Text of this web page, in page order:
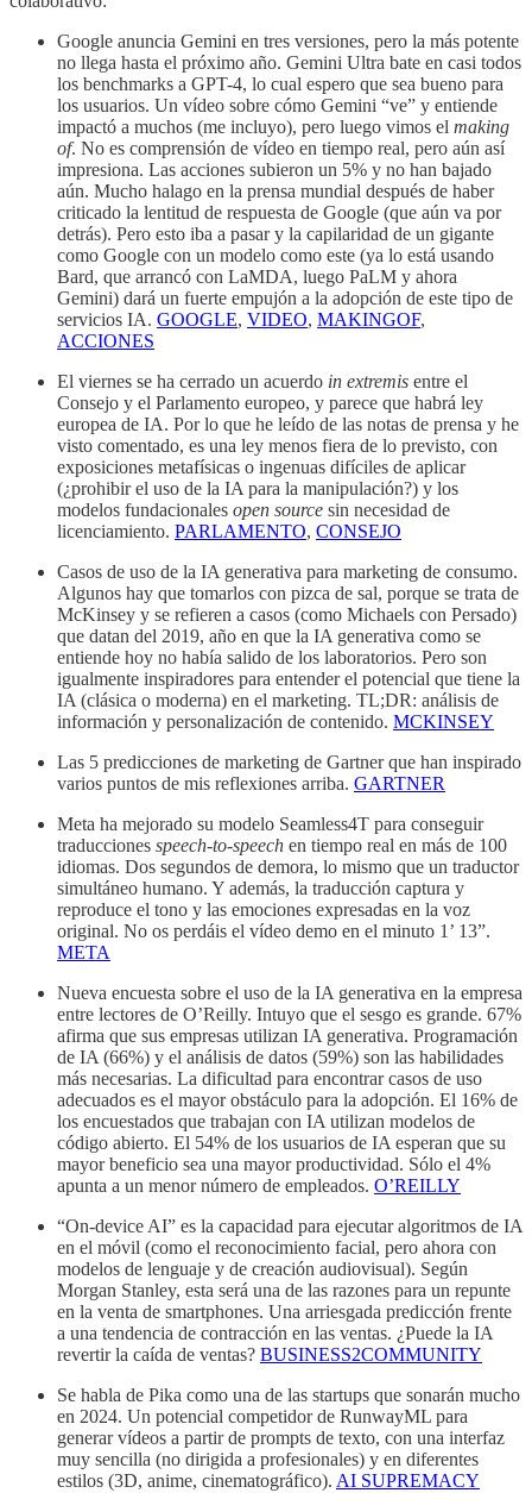
Google anuncia Gemini en tres versiones, pero la más potente
no llega hasta el próximo año. Gemini Ultra bate en casi todos
los benchmarks a GPT-4, lo cual espero que sea bueno para
los usuarios. Un vídeo sobre cómo Gemini “ve” y entiende
impactó a muchos (me incluyo), pero luego vimos el making
of. No es comprensión de vídeo en tiempo real, pero aún así
impresiona. Las acciones subieron un 5% y no han bajado
aún. Mucho halago en la prensa mundial después de haber
criticado la lentitud de respuesta de Google (que aún va por
detrás). Pero esto iba a pasar y la capilaridad de un gigante
como Google con un modelo como este (ya lo está usando
Bard, que arrancó con LaMDA, luego PaLM y ahora
Gemini) dará un fuerte empujón a la adopción de este tipo de
servicios IA. GOOGLE, VIDEO, MAKINGOF,
ACCIONES
El viernes se ha cerrado un acuerdo in extremis entre el
Consejo y el Parlamento europeo, y parece que habrá ley
europea de IA. Por lo que he leído de las notas de prensa y he
visto comentado, es una ley menos fiera de lo previsto, con
exposiciones metafísicas o ingenuas difíciles de aplicar
(¿prohibir el uso de la IA para la manipulación?) y los
modelos fundacionales open source sin necesidad de
licenciamiento. PARLAMENTO, CONSEJO
Casos de uso de la IA generativa para marketing de consumo.
Algunos hay que tomarlos con pizca de sal, porque se trata de
McKinsey y se refieren a casos (como Michaels con Persado)
que datan del 2019, año en que la IA generativa como se
entiende hoy no había salido de los laboratorios. Pero son
igualmente inspiradores para entender el potencial que tiene la
IA (clásica o moderna) en el marketing. TL;DR: análisis de
información y personalización de contenido. MCKINSEY
Las 5 predicciones de marketing de Gartner que han inspirado
varios puntos de mis reflexiones arriba. GARTNER
Meta ha mejorado su modelo Seamless4T para conseguir
traducciones speech-to-speech en tiempo real en más de 100
idiomas. Dos segundos de demora, lo mismo que un traductor
simultáneo humano. Y además, la traducción captura y
reproduce el tono y las emociones expresadas en la voz
original. No os perdáis el vídeo demo en el minuto 1’ 13”.
META
Nueva encuesta sobre el uso de la IA generativa en la empresa
entre lectores de O’Reilly. Intuyo que el sesgo es grande. 67%
afirma que sus empresas utilizan IA generativa. Programación
de IA (66%) y el análisis de datos (59%) son las habilidades
más necesarias. La dificultad para encontrar casos de uso
adecuados es el mayor obstáculo para la adopción. El 16% de
los encuestados que trabajan con IA utilizan modelos de
código abierto. El 54% de los usuarios de IA esperan que su
mayor beneficio sea una mayor productividad. Sólo el 4%
apunta a un menor número de empleados. O’REILLY
“On-device AI” es la capacidad para ejecutar algoritmos de IA
en el móvil (como el reconocimiento facial, pero ahora con
modelos de lenguaje y de creación audiovisual). Según
Morgan Stanley, esta será una de las razones para un repunte
en la venta de smartphones. Una arriesgada predicción frente
a una tendencia de contracción en las ventas. ¿Puede la IA
revertir la caída de ventas? BUSINESS2COMMUNITY
Se habla de Pika como una de las startups que sonarán mucho
en 2024. Un potencial competidor de RunwayML para
generar vídeos a partir de prompts de texto, con una interfaz
muy sencilla (no dirigida a profesionales) y en diferentes
estilos (3D, anime, cinematográfico). AI SUPREMACY